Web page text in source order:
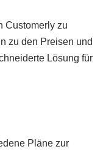
Customerly zu
zu den Preisen und
Lösung für
Pläne zur